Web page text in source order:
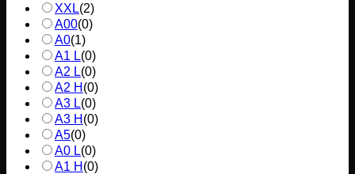
XXL(2)
A00(0)
A0(1)
A1 L(0)
A2 L(0)
A2 H (0)
A3 L(0)
A3 H (0)
A5(0)
A0 L(0)
A1 H (0)